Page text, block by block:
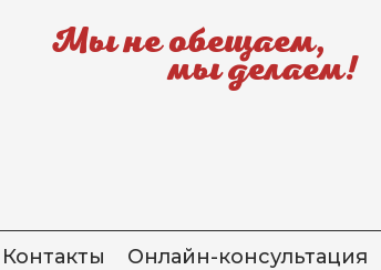
Мы не обещаем,
мы делаем!
Контакты Онлайн-консультация